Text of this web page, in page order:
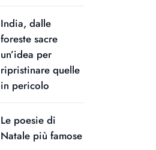
India, dalle
foreste sacre
un’idea per
ripristinare quelle
in pericolo
Le poesie di
Natale più famose